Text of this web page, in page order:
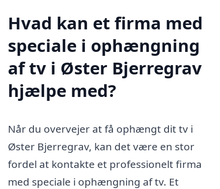
Hvad kan et firma med
speciale i ophængning
af tv i Øster Bjerregrav
hjælpe med?
Når du overvejer at få ophængt dit tv i
Øster Bjerregrav, kan det være en stor
fordel at kontakte et professionelt firma
med speciale i ophængning af tv. Et